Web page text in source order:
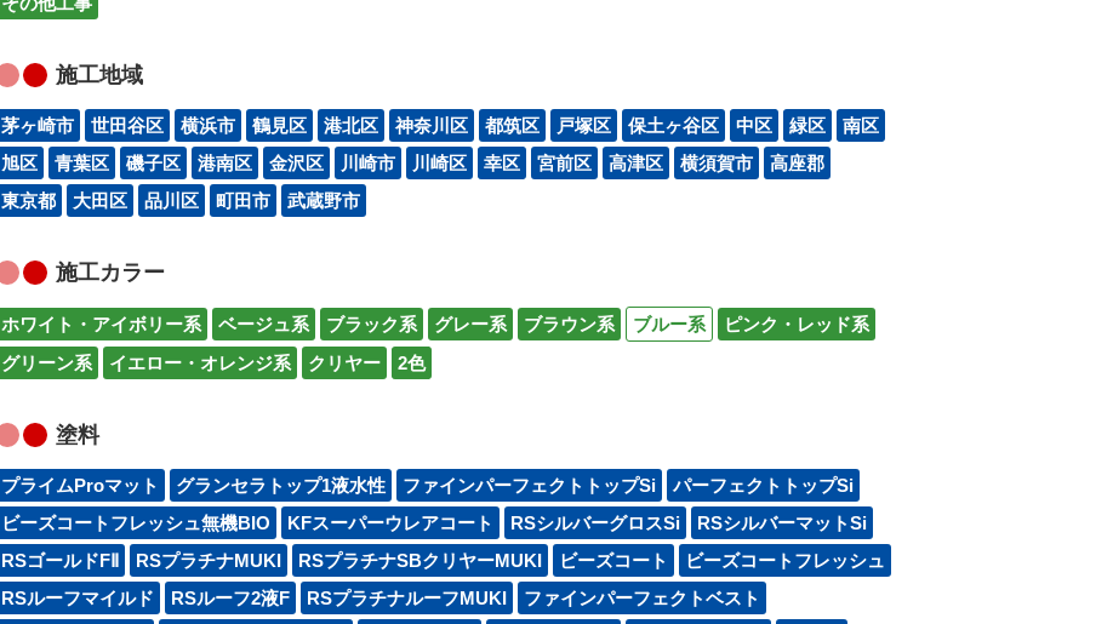
施工地域
茅ヶ崎市 世田谷区 横浜市 鶴見区 港北区 神奈川区 都筑区 戸塚区 保土ヶ谷区 中区 緑区
南区
旭区
青葉区 磯子区 港南区 金沢区 川崎市 川崎区 幸区 宮前区 高津区 横須賀市
高座郡
東京都
大田区 品川区 町田市 武蔵野市
施工カラー
ホワイト・アイボリー系 ベージュ系 ブラック系 グレー系 ブラウン系 ブルー系
ピンク・レッド系
グリーン系
イエロー・オレンジ系 クリヤー 2色
塗料
プライムProマット グランセラトップ1液水性 ファインパーフェクトトップSi
パーフェクトトップSi
ビーズコートフレッシュ無機BIO
KFスーパーウレアコート RSシルバーグロスSi
RSシルバーマットSi
RSゴールドFⅡ
RSプラチナMUKI RSプラチナSBクリヤーMUKI ビーズコート
ビーズコートフレッシュ
RSルーフマイルド
RSルーフ2液F RSプラチナルーフMUKI
ファインパーフェクトベスト